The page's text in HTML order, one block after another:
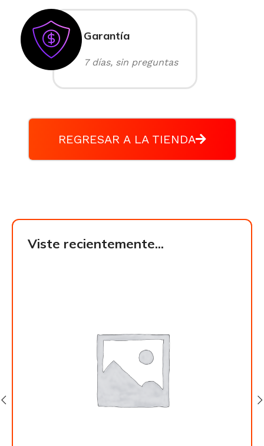
Garantía
7 días, sin preguntas
REGRESAR A LA TIENDA
Viste recientemente...